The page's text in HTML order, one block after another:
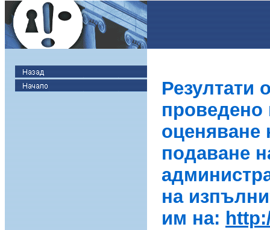
Резултати
проведено
оценяване
подаване
на
им на: